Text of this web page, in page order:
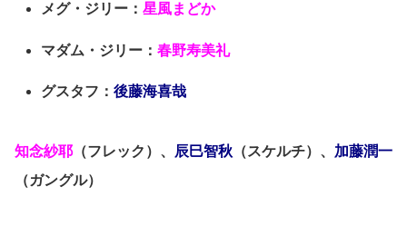
メグ・ジリー：星風まどか
マダム・ジリー：春野寿美礼
グスタフ：後藤海喜哉
知念紗耶 （フレック）、 辰巳智秋 （スケルチ）、 加藤潤一
（ガングル）